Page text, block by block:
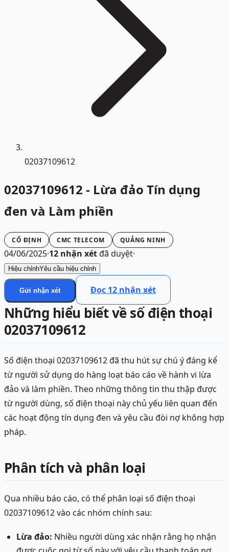
02037109612
02037109612 - Lừa đảo Tín dụng
đen và Làm phiền
CỐ ĐỊNH CMC TELECOM QUẢNG NINH
04/06/2025·12 nhận xétđã duyệt·
Hiệu chỉnhYêu cầu hiệu chỉnh
Gửi nhận xét Đọc 12 nhận xét
Những hiểu biết về số điện thoại
02037109612
Số điện thoại 02037109612 đã thu hút sự chú ý đáng kể
từ người sử dụng do hàng loạt báo cáo về hành vi lừa
đảo và làm phiền. Theo những thông tin thu thập được
từ người dùng, số điện thoại này chủ yếu liên quan đến
các hoạt động tín dụng đen và yêu cầu đòi nợ không hợp
pháp.
Phân tích và phân loại
Qua nhiều báo cáo, có thể phân loại số điện thoại
02037109612 vào các nhóm chính sau:
Lừa đảo: Nhiều người dùng xác nhận rằng họ nhận